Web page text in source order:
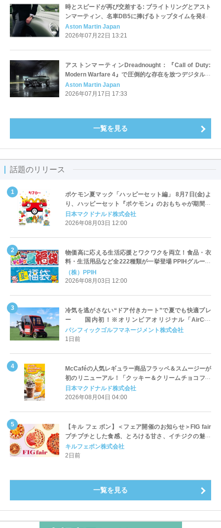
時とスピードが再び交差する: ブライトリングとアスト
ンマーティン、名車DB5に捧げるトップタイムを発表
Aston Martin Japan
2026年07月22日 13:21
アストンマーティンDreadnought：『Call of Duty:
Modern Warfare 4』で圧倒的な存在を放つデジタルモ
デル
Aston Martin Japan
2026年07月17日 17:33
一覧を見る
話題のリリース
ポケモン夏マック「ハッピーセット編」 8月7日(金)よ
り、ハッピーセット『ポケモン』のおもちゃが期間限
定登場
日本マクドナルド株式会社
2026年08月03日 12:00
物価高に応える生活応援とワクワクを両立！食品・衣
料・生活用品など全222種類が一挙登場 PPIHグループ
「夏福袋」＆セール 8月6日(木)より順次スタート
（株）PPIH
2026年08月03日 12:00
冷気を逃がさない“ドア付きカート”で夏でも快適プレ
ー 国内初！※オリンピアオリジナル「AirCon
Cart（エアコンカート）」導入 | ＰＧＭ
パシフィックゴルフマネージメント株式会社
1日前
McCaféの人気レギュラー商品フラッペ＆スムージーが
初のリニューアル！「クッキー＆クリームチョコフラ
ッペ」「マンゴースムージー」8月5日（水）から販売
開始
日本マクドナルド株式会社
2026年08月04日 04:00
【キル フェ ボン】＜フェア開催のお知らせ＞FIG fair
プチプチとした食感、とろける甘さ、イチジクの魅力
をたっぷりと。新作を含め、イチジク尽くしの全4種が
登場8月20日（木）スタート
キルフェボン株式会社
2日前
一覧を見る